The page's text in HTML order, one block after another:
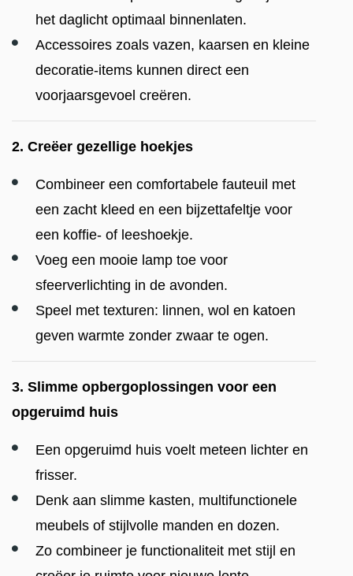
het daglicht optimaal binnenlaten.
Accessoires zoals vazen, kaarsen en kleine
decoratie-items kunnen direct een
voorjaarsgevoel creëren.
2. Creëer gezellige hoekjes
Combineer een comfortabele fauteuil met
een zacht kleed en een bijzettafeltje voor
een koffie- of leeshoekje.
Voeg een mooie lamp toe voor
sfeerverlichting in de avonden.
Speel met texturen: linnen, wol en katoen
geven warmte zonder zwaar te ogen.
3. Slimme opbergoplossingen voor een
opgeruimd huis
Een opgeruimd huis voelt meteen lichter en
frisser.
Denk aan slimme kasten, multifunctionele
meubels of stijlvolle manden en dozen.
Zo combineer je functionaliteit met stijl en